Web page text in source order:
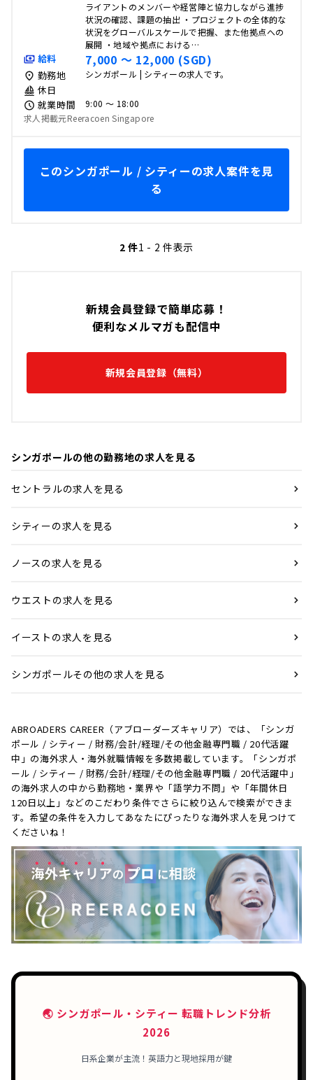
新規会員登録で簡単応募！
便利なメルマガも配信中
新規会員登録（無料）
シンガポールの他の勤務地の求人を見る
セントラルの求人を見る
シティーの求人を見る
ノースの求人を見る
ウエストの求人を見る
イーストの求人を見る
シンガポールその他の求人を見る
ABROADERS CAREER（アブローダーズキャリア）では、「シンガ
ポール / シティー / 財務/会計/経理/その他金融専門職 / 20代活躍
中」の海外求人・海外就職情報を多数掲載しています。「シンガポ
ール / シティー / 財務/会計/経理/その他金融専門職 / 20代活躍中」
の海外求人の中から勤務地・業界や「語学力不問」や「年間休日
120日以上」などのこだわり条件でさらに絞り込んで検索ができま
す。希望の条件を入力してあなたにぴったりな海外求人を見つけて
くださいね！
🌏 シンガポール・シティー 転職トレンド分析
2026
日系企業が主流！英語力と現地採用が鍵
ライアントのメンバーや経営陣と協力しながら進捗
状況の確認、課題の抽出 ・プロジェクトの全体的な
状況をグローバルスケールで把握、また他拠点への
展開 ・地域や拠点における…
給料 7,000 〜 12,000 (SGD)
勤務地 シンガポール | シティーの求人です。
休日
就業時間
9:00 〜 18:00
求人掲載元Reeracoen Singapore
このシンガポール / シティーの求人案件を見
る
2 件1 - 2 件表示